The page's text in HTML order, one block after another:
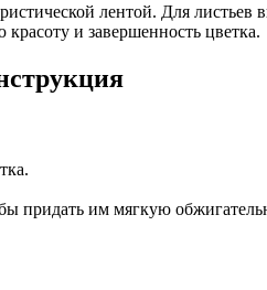
лентой. Для листьев
и завершенность цветка.
придать им мягкую